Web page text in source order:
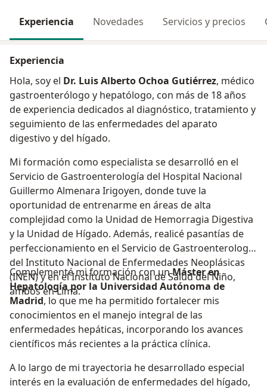
Experiencia Novedades Servicios y precios
Experiencia
Hola, soy el Dr. Luis Alberto Ochoa Gutiérrez, médico
gastroenterólogo y hepatólogo, con más de 18 años
de experiencia dedicados al diagnóstico, tratamiento y
seguimiento de las enfermedades del aparato
digestivo y del hígado.
Mi formación como especialista se desarrolló en el
Servicio de Gastroenterología del Hospital Nacional
Guillermo Almenara Irigoyen, donde tuve la
oportunidad de entrenarme en áreas de alta
complejidad como la Unidad de Hemorragia Digestiva
y la Unidad de Hígado. Además, realicé pasantías de
perfeccionamiento en el Servicio de Gastroenterología
del Instituto Nacional de Enfermedades Neoplásicas
(INEN) y en el Instituto Nacional de Salud del Niño,
ambos en Lima.
Complementé mi formación con unMáster en
Hepatología por la Universidad Autónoma de
Madrid, lo que me ha permitido fortalecer mis
conocimientos en el manejo integral de las
enfermedades hepáticas, incorporando los avances
científicos más recientes a la práctica clínica.
A lo largo de mi trayectoria he desarrollado especial
interés en la evaluación de enfermedades del hígado,